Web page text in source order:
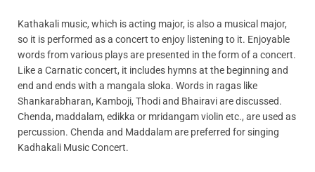
Kathakali music, which is acting major, is also a musical major,
so it is performed as a concert to enjoy listening to it. Enjoyable
words from various plays are presented in the form of a concert.
Like a Carnatic concert, it includes hymns at the beginning and
end and ends with a mangala sloka. Words in ragas like
Shankarabharan, Kamboji, Thodi and Bhairavi are discussed.
Chenda, maddalam, edikka or mridangam violin etc., are used as
percussion. Chenda and Maddalam are preferred for singing
Kadhakali Music Concert.